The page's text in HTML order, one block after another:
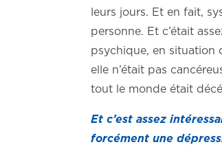
leurs jours. Et en fait,
personne. Et c’était
psychique, en situation
elle n’était pas
tout le monde était
Et c’est assez
forcément une